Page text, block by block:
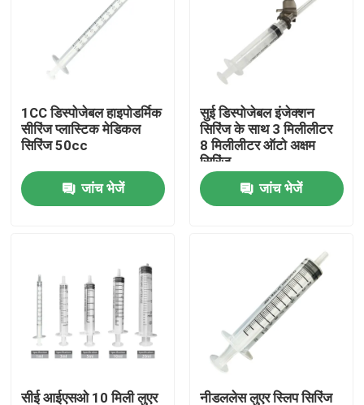
हमारे बारे में
गुणवत्ता नियंत्रण
हमसे संपर्क करें
मेडिकल सिलिकॉन रबर
मेडिकल रबर स्टॉपर
रबर सिरिंज सवार
1CC डिस्पोजेबल हाइपोडर्मिक
सीरिंज प्लास्टिक मेडिकल
सिरिंज 50cc
जांच भेजें
सुई डिस्पोजेबल इंजेक्शन
सिरिंज के साथ 3 मिलीलीटर
8 मिलीलीटर ऑटो अक्षम
सिरिंज
जांच भेजें
सीई आईएसओ 10 मिली लुएर नीडललेस लुएर स्लिप सिरिंज